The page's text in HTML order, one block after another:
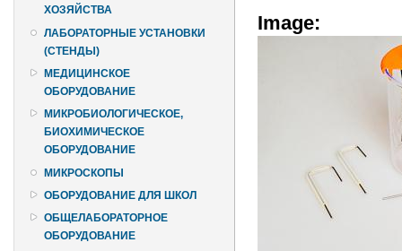
ХОЗЯЙСТВА
ЛАБОРАТОРНЫЕ УСТАНОВКИ
(СТЕНДЫ)
МЕДИЦИНСКОЕ
ОБОРУДОВАНИЕ
МИКРОБИОЛОГИЧЕСКОЕ,
БИОХИМИЧЕСКОЕ
ОБОРУДОВАНИЕ
МИКРОСКОПЫ
ОБОРУДОВАНИЕ ДЛЯ ШКОЛ
ОБЩЕЛАБОРАТОРНОЕ
ОБОРУДОВАНИЕ
Image: